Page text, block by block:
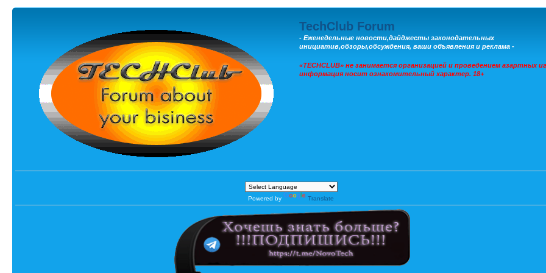
TechClub Forum
- Еженедельные новости,дайджесты законодательных
инициатив,обзоры,обсуждения, ваши объявления и реклама -
«TECHCLUB» не занимается организацией и проведением азартных
информация носит ознакомительный характер. 18+
Powered by Translate